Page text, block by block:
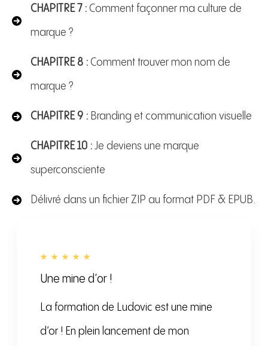
CHAPITRE 7 :Comment façonner ma culture de
marque ?
CHAPITRE 8 :Comment trouver mon nom de
marque ?
CHAPITRE 9 : Branding et communication visuelle
CHAPITRE 10 :Je deviens une marque
superconsciente
Délivré dans un fichier ZIP au format PDF & EPUB.
Une mine d’or !
La formation de Ludovic est une mine
d’or ! En plein lancement de mon